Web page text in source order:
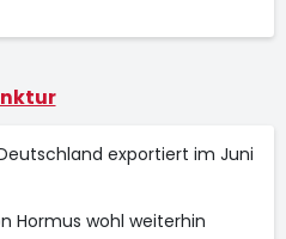
Deutschland exportiert im Juni
Hormus wohl weiterhin